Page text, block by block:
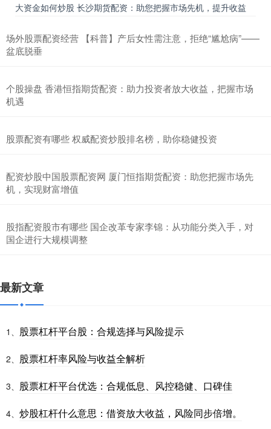
大资金如何炒股 长沙期货配资：助您把握市场先机，提升收益
场外股票配资经营 【科普】产后女性需注意，拒绝“尴尬病”——
盆底脱垂
个股操盘 香港恒指期货配资：助力投资者放大收益，把握市场
机遇
股票配资有哪些 权威配资炒股排名榜，助你稳健投资
配资炒股中国股票配资网 厦门恒指期货配资：助您把握市场先
机，实现财富增值
股指配资股市有哪些 国企改革专家李锦：从功能分类入手，对
国企进行大规模调整
最新文章
1、 股票杠杆平台股：合规选择与风险提示
2、 股票杠杆率风险与收益全解析
3、 股票杠杆平台优选：合规低息、风控稳健、口碑佳
4、 炒股杠杆什么意思：借资放大收益，风险同步倍增。